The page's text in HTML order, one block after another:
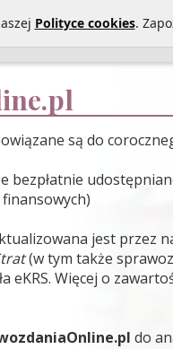
Statystyki sprawozdań
Polityce cookies.